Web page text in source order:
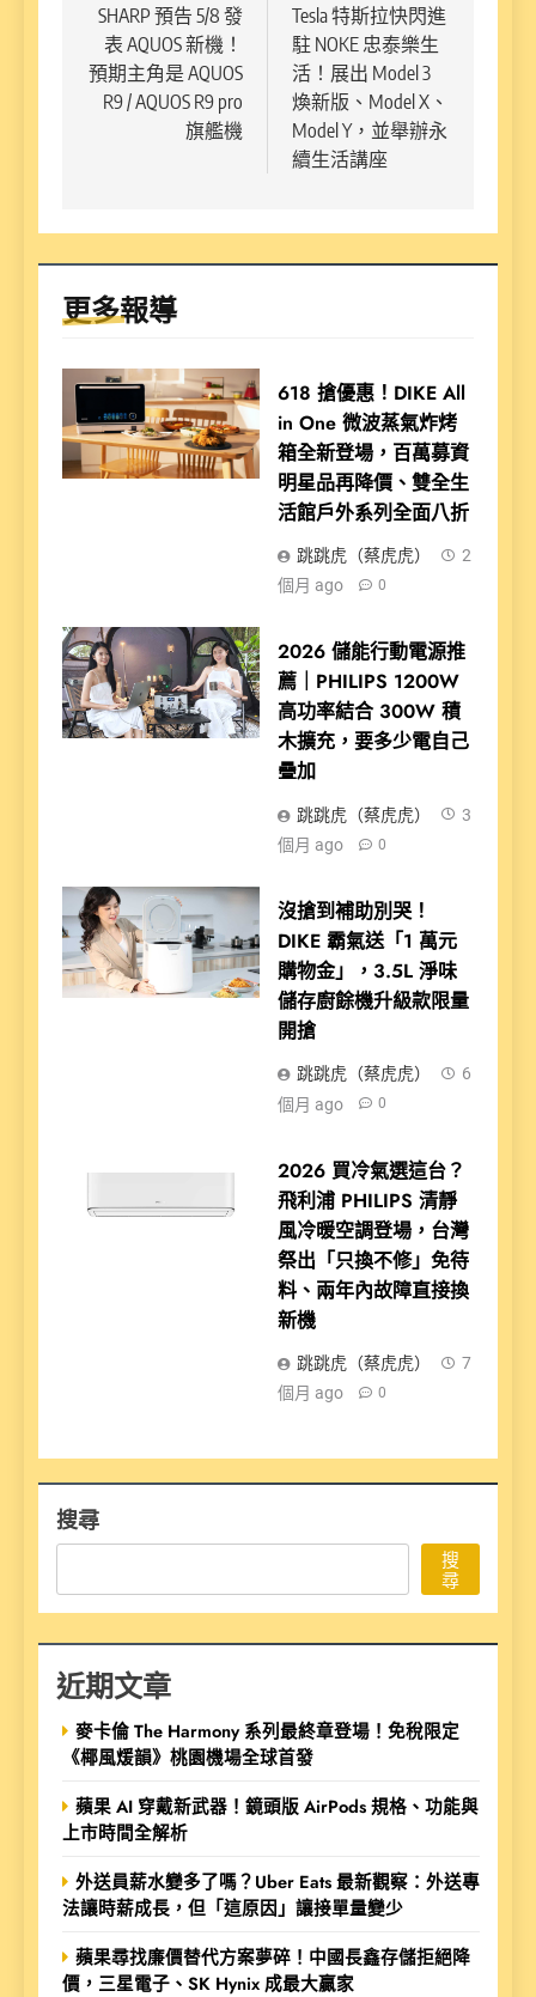
章
導
覽
SHARP 預告 5/8 發
表 AQUOS 新機！
預期主角是 AQUOS
R9 / AQUOS R9 pro
旗艦機
Tesla 特斯拉快閃進
駐 NOKE 忠泰樂生
活！展出 Model 3
煥新版、Model X、
Model Y，並舉辦永
續生活講座
更多報導
618 搶優惠！DIKE All
in One 微波蒸氣炸烤
箱全新登場，百萬募資
明星品再降價、雙全生
活館戶外系列全面八折
跳跳虎（蔡虎虎）
2
個月 ago
0
2026 儲能行動電源推
薦｜PHILIPS 1200W
高功率結合 300W 積
木擴充，要多少電自己
疊加
跳跳虎（蔡虎虎）
3
個月 ago
0
沒搶到補助別哭！
DIKE 霸氣送「1 萬元
購物金」，3.5L 淨味
儲存廚餘機升級款限量
開搶
跳跳虎（蔡虎虎）
6
個月 ago
0
2026 買冷氣選這台？
飛利浦 PHILIPS 清靜
風冷暖空調登場，台灣
祭出「只換不修」免待
料、兩年內故障直接換
新機
跳跳虎（蔡虎虎）
7
個月 ago
0
搜尋
搜
尋
近期文章
麥卡倫 The Harmony 系列最終章登場！免稅限定
《椰風煖韻》桃園機場全球首發
蘋果 AI 穿戴新武器！鏡頭版 AirPods 規格、功能與
上市時間全解析
外送員薪水變多了嗎？Uber Eats 最新觀察：外送專
法讓時薪成長，但「這原因」讓接單量變少
蘋果尋找廉價替代方案夢碎！中國長鑫存儲拒絕降
價，三星電子、SK Hynix 成最大贏家